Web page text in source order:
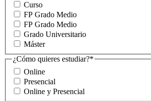
Curso
FP Grado Medio
FP Grado Medio
Grado Universitario
Máster
¿Cómo quieres estudiar?*
Online
Presencial
Online y Presencial